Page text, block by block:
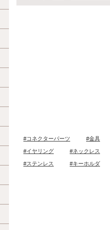
#コネクターパーツ #金具
#イヤリング #ネックレス
#ステンレス #キーホルダ